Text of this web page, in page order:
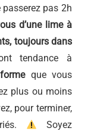
pas 2h
d’une lime à
toujours dans
tendance à
que vous
plus ou moins
pour terminer,
Soyez